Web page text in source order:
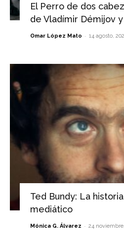
El Perro de dos
de Vladímir Démijov
Omar López Mato - 14 agosto,
Ted Bundy: La
mediático
Mónica G. Álvarez - 24